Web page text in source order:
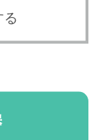
る